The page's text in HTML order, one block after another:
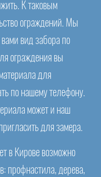
К таковым
ограждений. Мы
вид забора по
ограждения вы
для
по нашему телефону.
может и наш
для замера.
в Кирове возможно
профнастила, дерева,